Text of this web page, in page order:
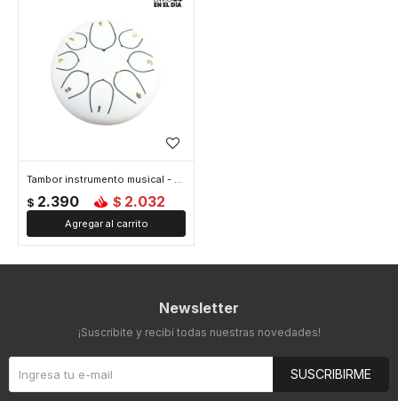
Tambor instrumento musical - Blanco
$ 2.390 $ 2.032
Newsletter
¡Suscribite y recibí todas nuestras novedades!
SUSCRIBIRME